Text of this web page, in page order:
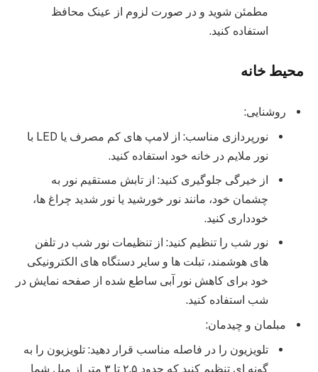
مطمئن شوید و در صورت لزوم از عینک محافظ
استفاده کنید.
محیط خانه
روشنایی:
نورپردازی مناسب: از لامپ های کم مصرف یا LED با
نور ملایم در خانه خود استفاده کنید.
از خیرگی جلوگیری کنید: از تابش مستقیم نور به
چشمان خود، مانند نور خورشید یا نور شدید چراغ ها،
خودداری کنید.
نور شب را تنظیم کنید: از تنظیمات نور شب در تلفن
های هوشمند، تبلت ها و سایر دستگاه های الکترونیکی
خود برای کاهش نور آبی ساطع شده از صفحه نمایش در
شب استفاده کنید.
مبلمان و چیدمان:
تلویزیون را در فاصله مناسب قرار دهید: تلویزیون را به
گونه ای تنظیم کنید که حدود ۲.۵ تا ۳ متر از مبل شما